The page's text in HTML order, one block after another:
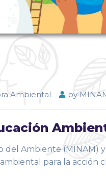
Ambiental by
Ambiente (MINAM)
para la acción